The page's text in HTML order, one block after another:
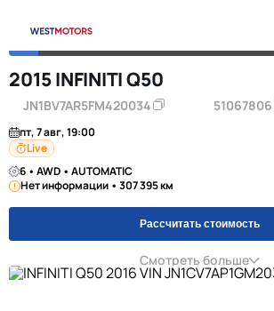
2015 INFINITI Q50
JN1BV7AR5FM420034 51067806
пт, 7 авг, 19:00
Live
6 • AWD • AUTOMATIC
Нет информации • 307 395 км
Рассчитать стоимость
Смотреть больше